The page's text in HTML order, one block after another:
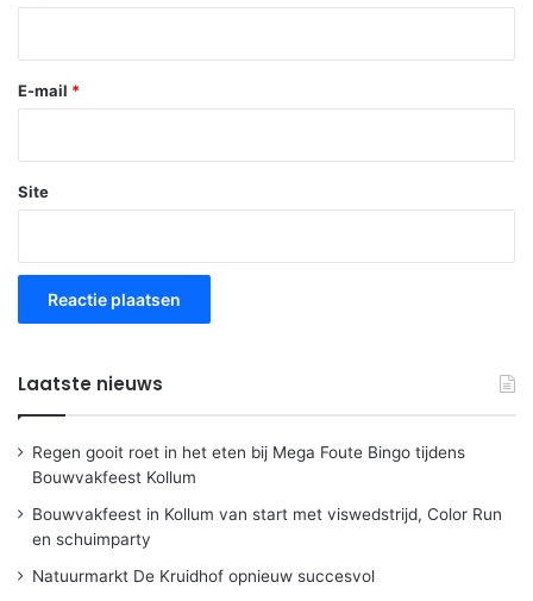
E-mail *
Site
Laatste nieuws
Regen gooit roet in het eten bij Mega Foute Bingo tijdens
Bouwvakfeest Kollum
Bouwvakfeest in Kollum van start met viswedstrijd, Color Run
en schuimparty
Natuurmarkt De Kruidhof opnieuw succesvol